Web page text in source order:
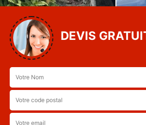
DEVIS